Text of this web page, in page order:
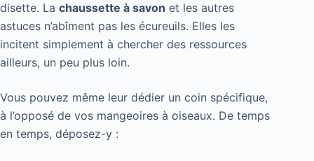
disette. La chaussette à savon et les autres
astuces n’abîment pas les écureuils. Elles les
incitent simplement à chercher des ressources
ailleurs, un peu plus loin.
Vous pouvez même leur dédier un coin spécifique,
à l’opposé de vos mangeoires à oiseaux. De temps
en temps, déposez-y :